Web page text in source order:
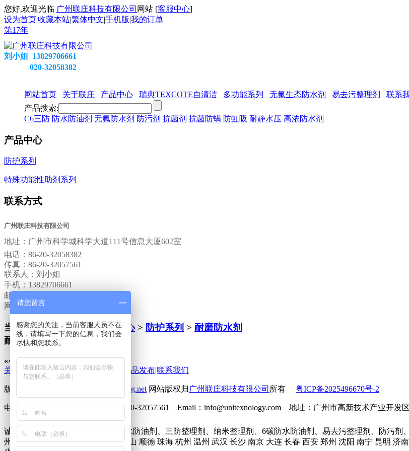
您好,欢迎光临 广州联庄科技有限公司 网站 [客服中心]
设为首页|收藏本站|繁体中文|手机版|我的订单
第17年
刘小姐 13829706661
020-32058382
网站首页 关于联庄 产品中心 瑞典TEXCOTE自清洁 多功能系列 无氟生态防水剂 易去污整理剂
联系
产品搜索:
C6三防 防水防油剂 无氟防水剂 防污剂 抗菌剂 抗菌防螨 防虹吸 耐静水压 高浓防水剂
产品中心
防护系列
特殊功能性助剂系列
联系方式
广州联庄科技有限公司
地址： 广州市科学城科学大道111号信息大厦602室
电话： 86-20-32058382
传真： 86-20-32057561
联系人：刘小姐
手机：13829706661
邮箱：
网站：www.lianzhuang.net
当前位置:网站首页>产品中心> 防护系列 > 耐磨防水剂
耐磨防水剂
«‹ 0 ›»
关于联庄|标准|行业动态|技术文章 新品发布|联系我们
版权所有 2013© http://www.lianzhuang.net 网站版权归 广州联庄科技有限公司 所有 粤ICP备2025496670号-2
电话：86-20-32058382 传真：86-20-32057561 Email：info@unitexnology.com 地址：广州市高新技术产业开发
诚征下列地区无氟防水剂、六碳防水防油剂、三防整理剂、纳米整理剂、6碳防水防油剂、易去污整理剂、防污
州市 深圳市 北京 上海 东莞 佛山 中山 顺德 珠海 杭州 温州 武汉 长沙 南京 大连 长春 西安 郑州 沈阳 南宁 昆明
请您留言
感谢您的关注，当前客服人员不在
线，请填写一下您的信息，我们会
尽快和您联系。